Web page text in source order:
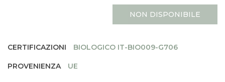
NON DISPONIBILE
CERTIFICAZIONI BIOLOGICO IT-BIO009-G706
PROVENIENZA UE